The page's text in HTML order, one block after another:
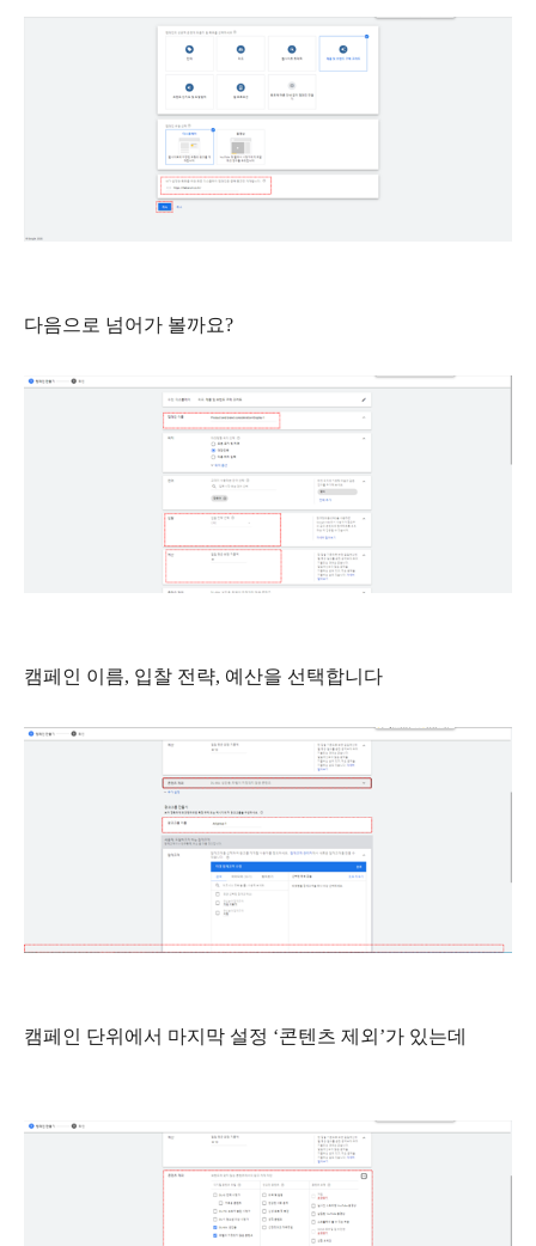
다음으로 넘어가 볼까요?
캠페인 이름, 입찰 전략, 예산을 선택합니다
캠페인 단위에서 마지막 설정 ‘콘텐츠 제외 ’가 있는데